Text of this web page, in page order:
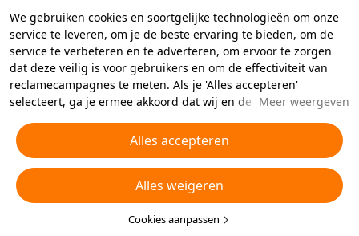
We gebruiken cookies en soortgelijke technologieën om onze
service te leveren, om je de beste ervaring te bieden, om de
service te verbeteren en te adverteren, om ervoor te zorgen
dat deze veilig is voor gebruikers en om de effectiviteit van
reclamecampagnes te meten. Als je 'Alles accepteren'
selecteert, ga je ermee akkoord dat wij en de partners
technologieën op je apparaat opslaan voor
reclamedoeleinden. Je kunt ook kiezen welke typen cookies je
wilt toestaan of afwijzen door hieronder of in je
privacyinstellingen op 'Cookies aanpassen' te klikken.
Raadpleeg voor meer informatie onsBeleid inzake cookies en
soortgelijke technologieën.
Meer weergeven
Alles accepteren
Alles weigeren
Cookies aanpassen